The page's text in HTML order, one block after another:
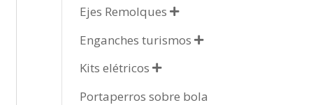
Ejes Remolques 
Enganches turismos 
Kits elétricos 
Portaperros sobre bola